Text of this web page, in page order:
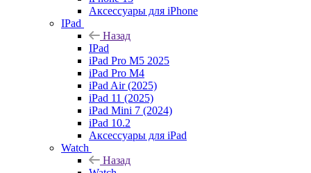
Аксессуары для iPhone
IPad
Назад
IPad
iPad Pro M5 2025
iPad Pro M4
iPad Air (2025)
iPad 11 (2025)
iPad Mini 7 (2024)
iPad 10.2
Аксессуары для iPad
Watch
Назад